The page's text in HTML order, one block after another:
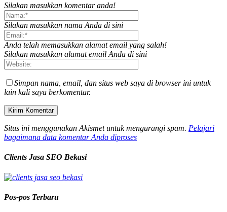
Silakan masukkan komentar anda!
Silakan masukkan nama Anda di sini
Anda telah memasukkan alamat email yang salah!
Silakan masukkan alamat email Anda di sini
Simpan nama, email, dan situs web saya di browser ini untuk
lain kali saya berkomentar.
Situs ini menggunakan Akismet untuk mengurangi spam. Pelajari
bagaimana data komentar Anda diproses
Clients Jasa SEO Bekasi
Pos-pos Terbaru